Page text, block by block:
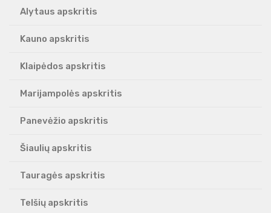
Alytaus apskritis
Kauno apskritis
Klaipėdos apskritis
Marijampolės apskritis
Panevėžio apskritis
Šiaulių apskritis
Tauragės apskritis
Telšių apskritis